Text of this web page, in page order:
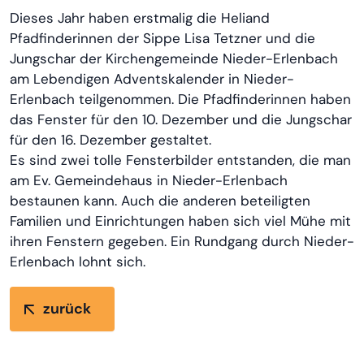
Dieses Jahr haben erstmalig die Heliand
Pfadfinderinnen der Sippe Lisa Tetzner und die
Jungschar der Kirchengemeinde Nieder-Erlenbach
am Lebendigen Adventskalender in Nieder-
Erlenbach teilgenommen. Die Pfadfinderinnen haben
das Fenster für den 10. Dezember und die Jungschar
für den 16. Dezember gestaltet.
Es sind zwei tolle Fensterbilder entstanden, die man
am Ev. Gemeindehaus in Nieder-Erlenbach
bestaunen kann. Auch die anderen beteiligten
Familien und Einrichtungen haben sich viel Mühe mit
ihren Fenstern gegeben. Ein Rundgang durch Nieder-
Erlenbach lohnt sich.
zurück